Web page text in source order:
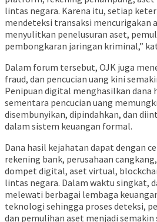
lintas negara. Karena itu, setiap
mendeteksi transaksi mencurigakan
menyulitkan penelusuran aset,
pembongkaran jaringan kriminal,”
Dalam forum tersebut, OJK juga
fraud, dan pencucian uang kini
Penipuan digital menghasilkan dana
sementara pencucian uang
disembunyikan, dipindahkan, dan
dalam sistem keuangan formal.
Dana hasil kejahatan dapat dengan
rekening bank, perusahaan
dompet digital, aset virtual,
lintas negara. Dalam waktu singkat,
melewati berbagai lembaga
teknologi sehingga proses deteksi,
dan pemulihan aset menjadi semakin